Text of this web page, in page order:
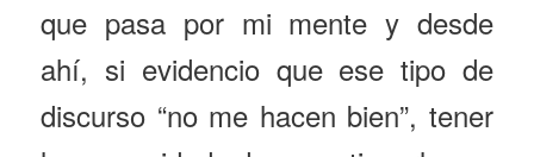
que pasa por mi mente y desde
ahí, si evidencio que ese tipo de
discurso “no me hacen bien”, tener